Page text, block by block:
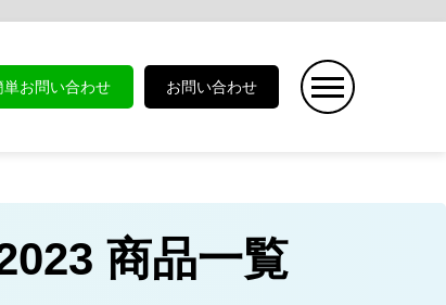
単お問い合わせ お問い合わせ
商品一覧